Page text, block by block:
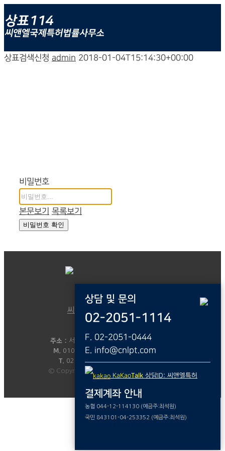
상담 및 문의
02-2051-1114
F. 02-2051-0444
E. info@cnlpt.com
KaKaoTalk 상담ID: 씨앤엘특허
결제계좌 안내
농협 044-12-114130 (예금주:최석원)
국민 843101-04-253352 (예금주:최석원)
상표검색신청 admin 2018-01-04T15:14:30+00:00
비밀번호
본문보기 목록보기
비밀번호 확인
Family Site
씨앤엘국제특허법률사무소
주소 : 서울시 금천구 디지털로 9길 46,208호
M. 010-8805-8425E.info@cnlpt.com
T. 02)2051-1114F.02)2051-0444
© Copyright - C&L - Powered by 49week